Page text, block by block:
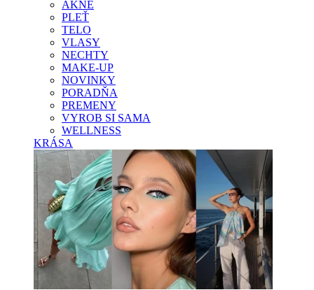
AKNÉ
PLEŤ
TELO
VLASY
NECHTY
MAKE-UP
NOVINKY
PORADŇA
PREMENY
VYROB SI SAMA
WELLNESS
KRÁSA